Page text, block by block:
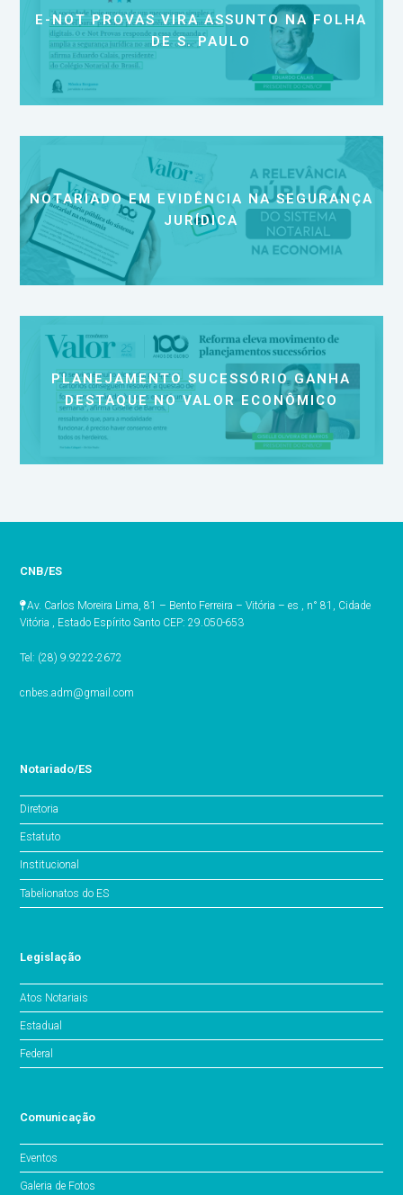
E-NOT PROVAS VIRA ASSUNTO NA FOLHA
DE S. PAULO
NOTARIADO EM EVIDÊNCIA NA SEGURANÇA
JURÍDICA
PLANEJAMENTO SUCESSÓRIO GANHA
DESTAQUE NO VALOR ECONÔMICO
CNB/ES
Av. Carlos Moreira Lima, 81 – Bento Ferreira – Vitória – es , n° 81, Cidade
Vitória , Estado Espírito Santo CEP: 29.050-653
Tel: (28) 9.9222-2672
cnbes.adm@gmail.com
Notariado/ES
Diretoria
Estatuto
Institucional
Tabelionatos do ES
Legislação
Atos Notariais
Estadual
Federal
Comunicação
Eventos
Galeria de Fotos